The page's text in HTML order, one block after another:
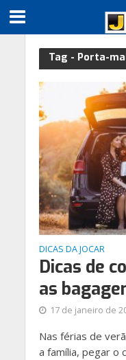
Tag - Porta-
DICAS DA JOCAR
Dicas de
as
17 de janeiro de
Nas férias de
a família, pegar o